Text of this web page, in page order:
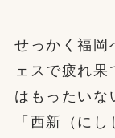
せっかく福岡
ェスで疲れ
はもったいな
「西新（に